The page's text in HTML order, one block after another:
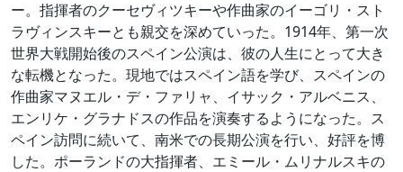
ー。指揮者のクーセヴィツキーや作曲家のイーゴリ・スト
ラヴィンスキーとも親交を深めていった。1914年、第一次
世界大戦開始後のスペイン公演は、彼の人生にとって大き
な転機となった。現地ではスペイン語を学び、スペインの
作曲家マヌエル・デ・ファリャ、イサック・アルベニス、
エンリケ・グラナドスの作品を演奏するようになった。ス
ペイン訪問に続いて、南米での長期公演を行い、好評を博
した。ポーランドの大指揮者、エミール・ムリナルスキの